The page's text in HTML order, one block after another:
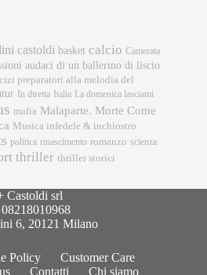
castoldi basket calcio Camerata
audaci di un ballerino di liscio
preparatori alla melodia del
In diretta Italia La domenica lasciami
mafia Malaparte. Morte Come
Musica infedele & inchiostro
politica rinascimento romanzo scienza
thriller thriller storici
Castoldi srl
6, 20121 Milano
Policy
Customer Care
Contatti Chi siamo